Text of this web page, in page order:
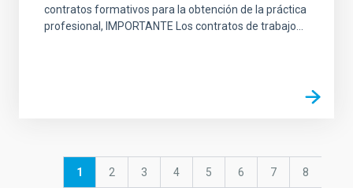
contratos formativos para la obtención de la práctica
profesional, IMPORTANTE Los contratos de trabajo...
PaginaciónPágina
1 Página
2 Página
3 Página
4 Página
5 Página
6 Página
7 Página
8